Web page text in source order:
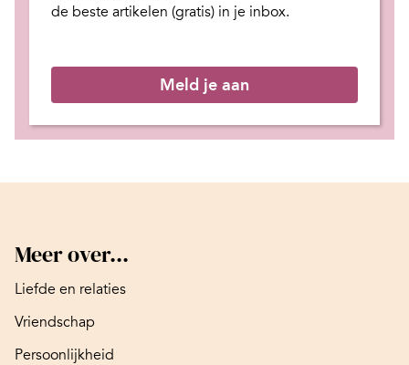
de beste artikelen (gratis) in je inbox.
Meld je aan
Meer over...
Liefde en relaties
Vriendschap
Persoonlijkheid